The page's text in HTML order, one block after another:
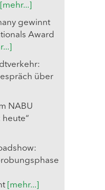
[mehr...]
gewinnt
Award
über
NABU
heute“
[mehr...]